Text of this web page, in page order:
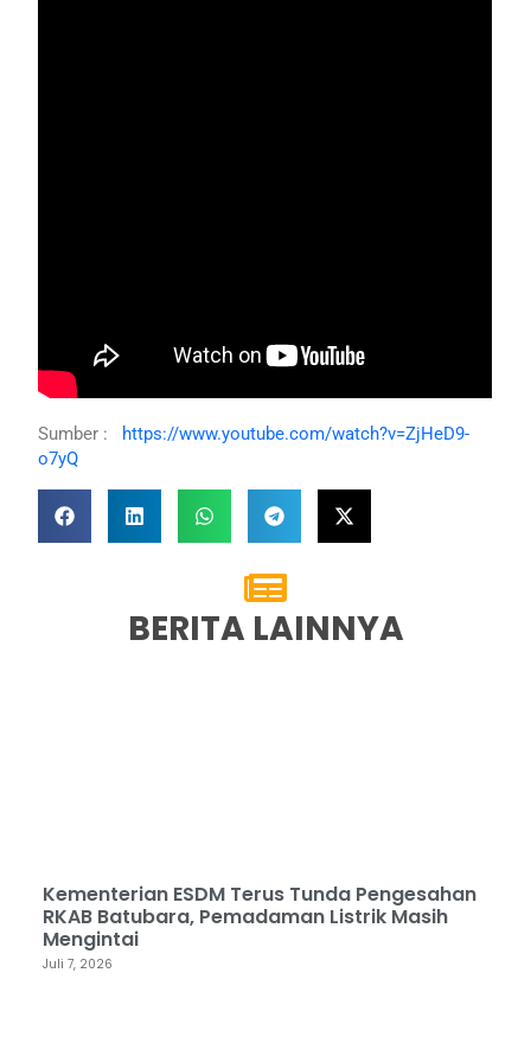
Sumber : https://www.youtube.com/watch?v=ZjHeD9-
o7yQ
BERITA LAINNYA
Kementerian ESDM Terus Tunda Pengesahan
RKAB Batubara, Pemadaman Listrik Masih
Mengintai
Juli 7, 2026